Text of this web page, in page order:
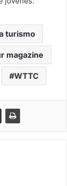
turismo
magazine
WTTC